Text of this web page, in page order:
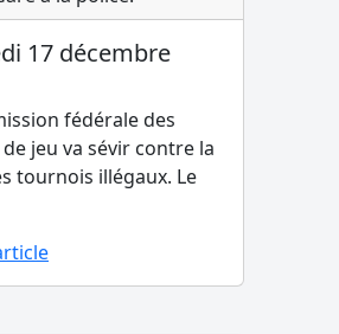
17 décembre
fédérale des
jeu va sévir contre la
tournois illégaux. Le